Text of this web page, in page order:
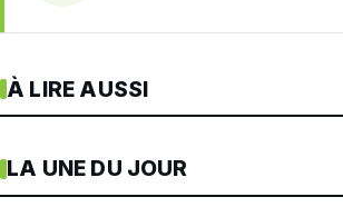
À LIRE AUSSI
LA UNE DU JOUR